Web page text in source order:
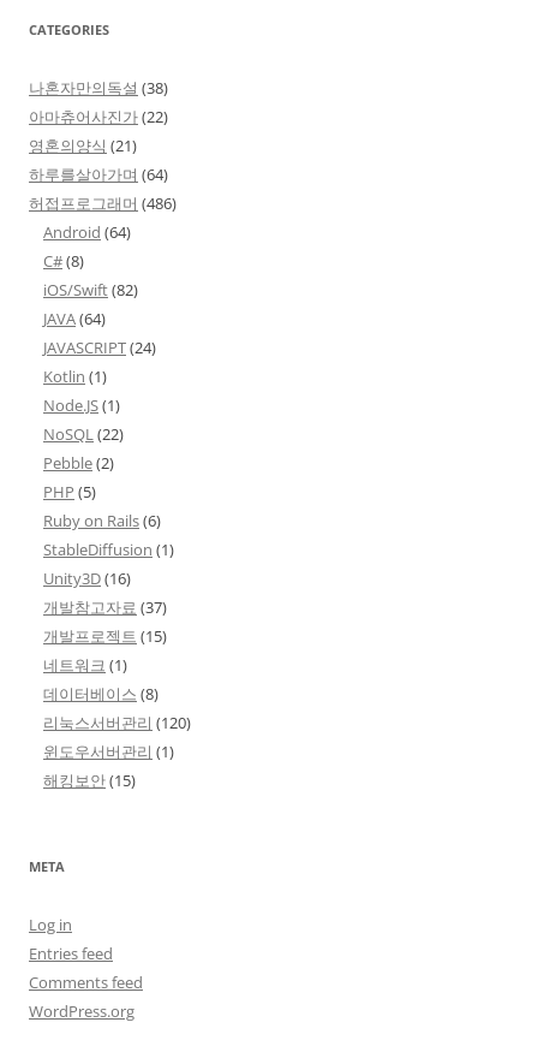
CATEGORIES
나혼자만의독설 (38)
아마츄어사진가(22)
영혼의양식 (21)
하루를살아가며 (64)
허접프로그래머 (486)
Android (64)
C#(8)
iOS/Swift(82)
JAVA(64)
JAVASCRIPT(24)
Kotlin (1)
Node.JS(1)
NoSQL(22)
Pebble(2)
PHP (5)
Ruby on Rails(6)
StableDiffusion (1)
Unity3D(16)
개발참고자료 (37)
개발프로젝트 (15)
네트워크 (1)
데이터베이스 (8)
리눅스서버관리 (120)
윈도우서버관리 (1)
해킹보안(15)
META
Log in
Entries feed
Comments feed
WordPress.org